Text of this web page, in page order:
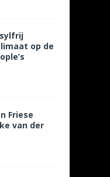
op de
Friese
van der